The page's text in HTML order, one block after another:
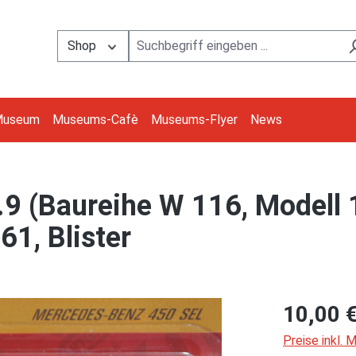
Shop
Museums-Cafè Museums-Flyer News
(Baureihe W 116,
Blister
10,00
Preise inkl.